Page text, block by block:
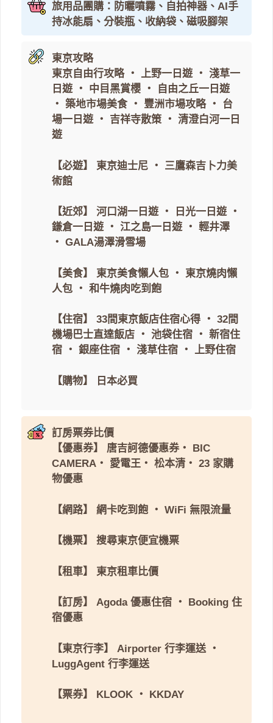
旅用品團購：防曬噴霧、自拍神器、AI手
持冰能扇、分裝瓶、收納袋、磁吸腳架
東京攻略
東京自由行攻略・ 上野一日遊・ 淺草一
日遊・ 中目黑賞櫻 ・
自由之丘一日遊
・ 築地市場美食・ 豐洲市場攻略・ 台
場一日遊・ 吉祥寺散策・ 清澄白河一日
遊
【必遊】 東京迪士尼 ・ 三鷹森吉卜力美
術館
【近郊】 河口湖一日遊・ 日光一日遊・
鎌倉一日遊・ 江之島一日遊・ 輕井澤
・ GALA湯澤滑雪場
【美食】 東京美食懶人包 ・ 東京燒肉懶
人包 ・ 和牛燒肉吃到飽
【住宿】 33間東京飯店住宿心得 ・ 32間
機場巴士直達飯店 ・ 池袋住宿 ・ 新宿住
宿 ・ 銀座住宿 ・ 淺草住宿 ・ 上野住宿
【購物】 日本必買
訂房票券比價
【優惠券】
唐吉訶德優惠券・
BIC
CAMERA ・ 愛電王 ・ 松本清 ・ 23 家購
物優惠
【網路】 網卡吃到飽 ・ WiFi 無限流量
【機票】 搜尋東京便宜機票
【租車】 東京租車比價
【訂房】 Agoda 優惠住宿 ・
Booking 住
宿優惠
【東京行李】 Airporter 行李運送 ・
LuggAgent 行李運送
【票券】 KLOOK ・ KKDAY